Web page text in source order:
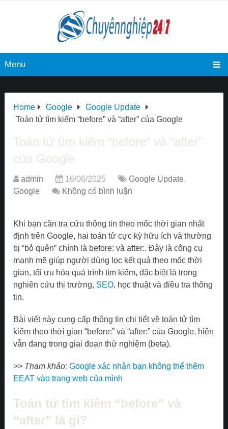
Menu
Home Google
Google Update
Toán tử tìm kiếm “before” và “after” của Google
Toán tử tìm kiếm “before” và “after”
của Google
admin 16/06/2025 Google Update,
Google
Không có bình luận
Khi bạn cần tra cứu thông tin theo mốc thời gian nhất
định trên Google, hai toán tử cực kỳ hữu ích và thường
bị “bỏ quên” chính là before: và after:. Đây là công cụ
mạnh mẽ giúp người dùng lọc kết quả theo mốc thời
gian, tối ưu hóa quá trình tìm kiếm, đặc biệt là trong
nghiên cứu thị trường, SEO, học thuật và điều tra thông
tin.
Bài viết này cung cấp thông tin chi tiết về toán tử tìm
kiếm theo thời gian “before:” và “after:” của Google, hiện
vẫn đang trong giai đoạn thử nghiệm (beta).
>> Tham khảo: Google xác nhận bạn không thể thêm
EEAT vào trang web của mình
Toán tử tìm kiếm “before” và
“after” là gì?